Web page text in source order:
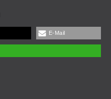
E-Mail